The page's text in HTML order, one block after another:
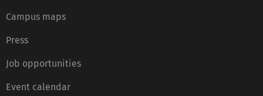
Campus maps
Press
Job opportunities
Event calendar